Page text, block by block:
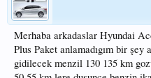
Merhaba arkadaslar Hyundai
Plus Paket anlamadıgım bir şey
gidilecek menzil 130 135 km